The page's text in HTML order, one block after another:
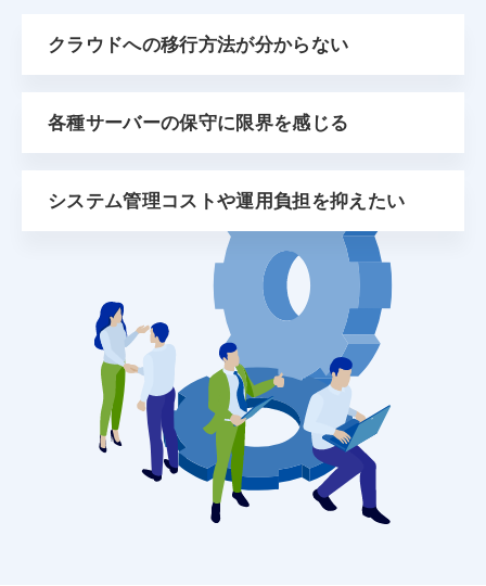
クラウドへの移行方法が分からない
各種サーバーの保守に限界を感じる
システム管理コストや運用負担を抑えたい